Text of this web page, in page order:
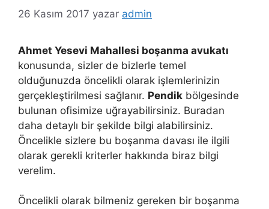
26 Kasım 2017 yazar admin
Ahmet Yesevi Mahallesi boşanma avukatı
konusunda, sizler de bizlerle temel
olduğunuzda öncelikli olarak işlemlerinizin
gerçekleştirilmesi sağlanır. Pendik bölgesinde
bulunan ofisimize uğrayabilirsiniz. Buradan
daha detaylı bir şekilde bilgi alabilirsiniz.
Öncelikle sizlere bu boşanma davası ile ilgili
olarak gerekli kriterler hakkında biraz bilgi
verelim.
Öncelikli olarak bilmeniz gereken bir boşanma